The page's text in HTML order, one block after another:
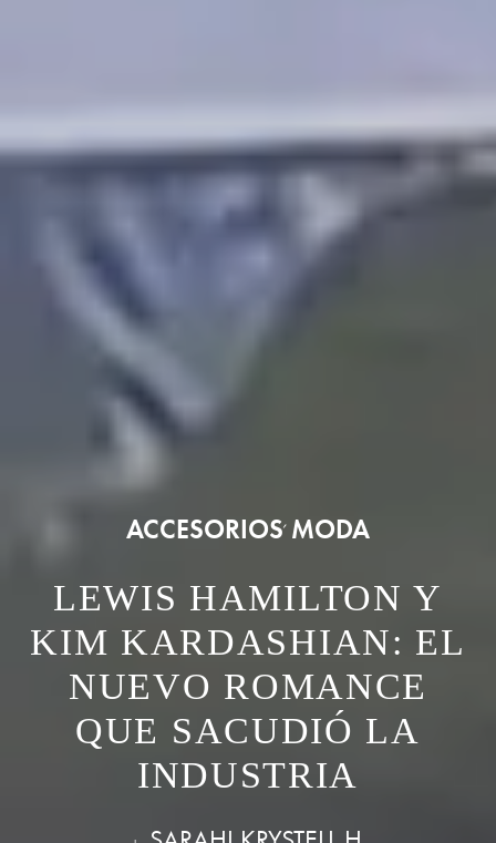
ACCESORIOS, MODA
LEWIS HAMILTON Y
KIM KARDASHIAN: EL
NUEVO ROMANCE
QUE SACUDIÓ LA
INDUSTRIA